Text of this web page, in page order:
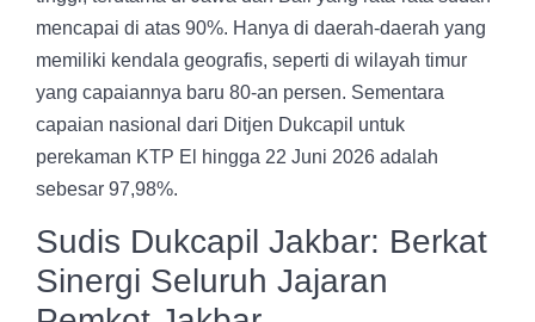
mencapai di atas 90%. Hanya di daerah-daerah yang
memiliki kendala geografis, seperti di wilayah timur
yang capaiannya baru 80-an persen. Sementara
capaian nasional dari Ditjen Dukcapil untuk
perekaman KTP El hingga 22 Juni 2026 adalah
sebesar 97,98%.
Sudis Dukcapil Jakbar: Berkat
Sinergi Seluruh Jajaran